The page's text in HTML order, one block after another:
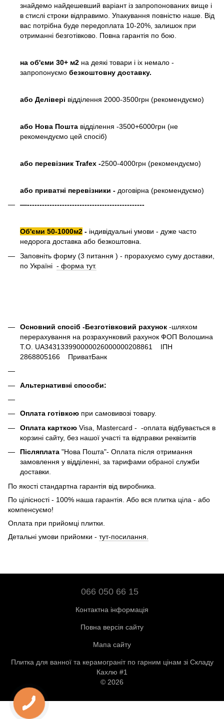
знайдемо найдешевший варіант із запропонованих вище і
в стислі строки відправимо. Упакування повністю наше. Від
вас потрібна буде передоплата 10-20%, залишок при
отриманні безготівково. Повна гарантія по бою.
на об'єми 30+ м2 на деякі товари і іх немало -
запропонуємо безкоштовну доставку.
або Делівері відділення 2000-3500грн (рекомендуємо)
або Нова Пошта відділення -3500+6000грн (не
рекомендуємо цей спосіб)
або перевізник Trafex -2500-4000грн (рекомендуємо)
або приватні перевізники - договірна (рекомендуємо)
—-----------------------------------------------
Об'єми 50-1000м2 - індивідуальні умови - дуже часто
недорога доставка або безкоштовна.
Заповніть форму (3 питання ) - прорахуємо суму доставки,
по Україні - форма тут.
Основний спосіб -Безготівковий рахунок -шляхом
перерахування на розрахунковий рахунок ФОП Волошина
Т.О. UA343133990000026000000208861 ІПН
2868805166 ПриватБанк
Альтернативні способи:
Оплата готівкою при самовивозі товару.
Оплата карткою Visa, Mastercard - -оплата відбувається в
корзині сайту, без нашої участі та відправки реквізитів
Післяплата "Нова Пошта"- Оплата після отримання
замовлення у відділенні, за тарифами обраної служби
доставки.
По якості стандартна гарантія від виробника.
По цілісності - 100% наша гарантія. Або вся плитка ціла - або
компенсуємо!
Оплата при прийомці плитки.
Детальні умови прийомки - тут-посилання.
066 050 66 15
Контактна інформація
Повна версія сайту
Мапа сайту
Плитка для ванної та керамограніт по гарним цінам зі Складу
Кахлю #1
© 2026